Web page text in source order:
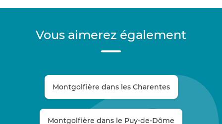
Vous aimerez également
Montgolfière dans les Charentes
Montgolfière dans le Puy-de-Dôme